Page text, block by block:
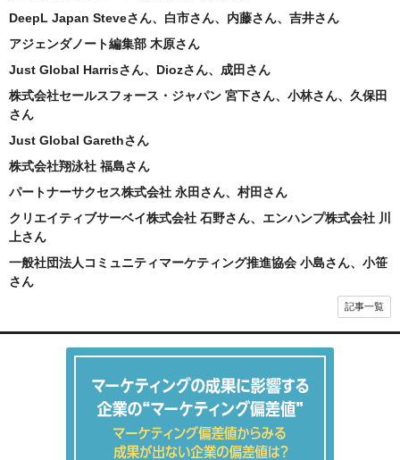
DeepL Japan Steveさん、白市さん、内藤さん、吉井さん
アジェンダノート編集部 木原さん
Just Global Harrisさん、Diozさん、成田さん
株式会社セールスフォース・ジャパン 宮下さん、小林さん、久保田
さん
Just Global Garethさん
株式会社翔泳社 福島さん
パートナーサクセス株式会社 永田さん、村田さん
クリエイティブサーベイ株式会社 石野さん、エンハンプ株式会社 川
上さん
一般社団法人コミュニティマーケティング推進協会 小島さん、小笹
さん
記事一覧